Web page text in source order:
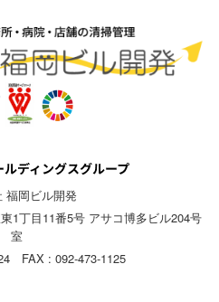
福岡ビル開発
1丁目11番5号 アサコ博多ビル204号
室
FAX : 092-473-1125